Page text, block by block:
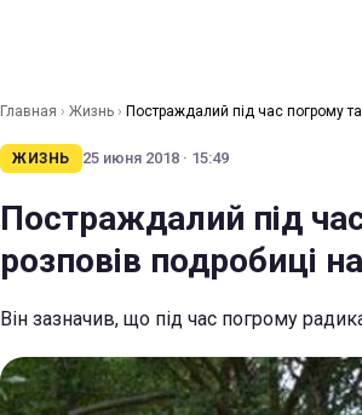
Главная › Жизнь › Постраждалий під час погрому
ЖИЗНЬ 25 июня 2018 · 15:49
Постраждалий під
розповів подробиці
Він зазначив, що під час погрому